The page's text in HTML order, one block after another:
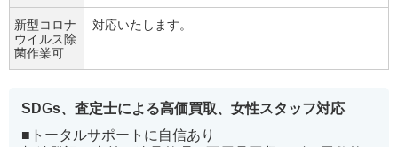
新型コロナ
ウイルス除
菌作業可
対応いたします。
SDGs、査定士による高価買取、女性スタッフ対応
■トータルサポートに自信あり